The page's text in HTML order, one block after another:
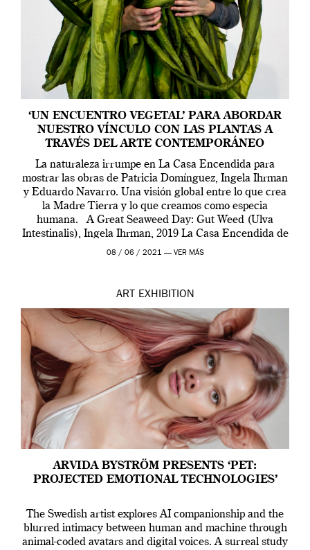
‘UN ENCUENTRO VEGETAL’ PARA ABORDAR
NUESTRO VÍNCULO CON LAS PLANTAS A
TRAVÉS DEL ARTE CONTEMPORÁNEO
La naturaleza irrumpe en La Casa Encendida para
mostrar las obras de Patricia Domínguez, Ingela Ihrman
y Eduardo Navarro. Una visión global entre lo que crea
la Madre Tierra y lo que creamos como especia
humana. A Great Seaweed Day: Gut Weed (Ulva
Intestinalis), Ingela Ihrman, 2019 La Casa Encendida de
Madrid y la Wellcome […]
08 / 06 / 2021 — VER MÁS
ART EXHIBITION
ARVIDA BYSTRÖM PRESENTS ‘PET:
PROJECTED EMOTIONAL TECHNOLOGIES’
The Swedish artist explores AI companionship and the
blurred intimacy between human and machine through
animal-coded avatars and digital voices. A surreal study